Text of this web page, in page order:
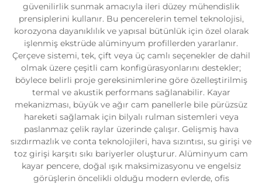
Bize Ulaşın
güvenilirlik sunmak amacıyla ileri düzey mühendislik
prensiplerini kullanır. Bu pencerelerin temel teknolojisi,
korozyona dayanıklılık ve yapısal bütünlük için özel olarak
işlenmiş ekstrüde alüminyum profillerden yararlanır.
Çerçeve sistemi, tek, çift veya üç camlı seçenekler de dahil
olmak üzere çeşitli cam konfigürasyonlarını destekler;
böylece belirli proje gereksinimlerine göre özelleştirilmiş
termal ve akustik performans sağlanabilir. Kayar
mekanizması, büyük ve ağır cam panellerle bile pürüzsüz
hareketi sağlamak için bilyalı rulman sistemleri veya
paslanmaz çelik raylar üzerinde çalışır. Gelişmiş hava
sızdırmazlık ve conta teknolojileri, hava sızıntısı, su girişi ve
toz girişi karşıtı sıkı bariyerler oluşturur. Alüminyum cam
kayar pencere, doğal ışık maksimizasyonu ve engelsiz
görüşlerin öncelikli olduğu modern evlerde, ofis